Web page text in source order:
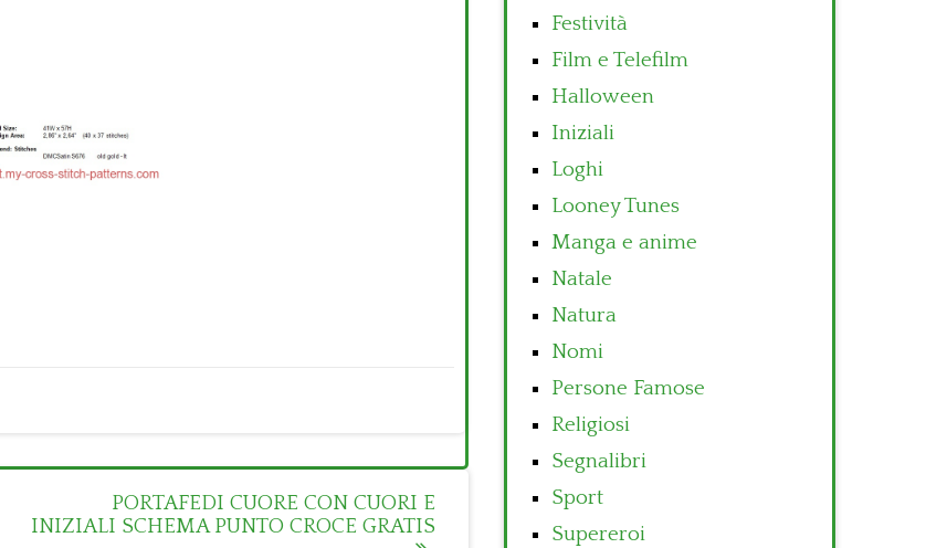
PORTAFEDI CUORE CON CUORI E
INIZIALI SCHEMA PUNTO CROCE GRATIS
Festività
Film e Telefilm
Halloween
Iniziali
Loghi
Looney Tunes
Manga e anime
Natale
Natura
Nomi
Persone Famose
Religiosi
Segnalibri
Sport
Supereroi